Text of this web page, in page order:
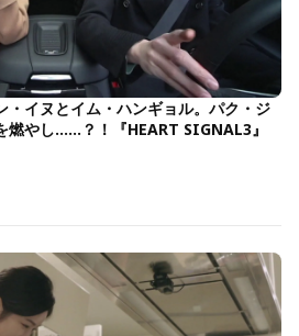
・イヌとイム・ハンギョル。パク・ジ
燃やし……？！『HEART SIGNAL3』